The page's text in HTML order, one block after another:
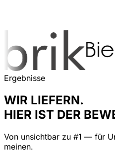
Ergebnisse
WIR LIEFERN.
HIER IST DER
Von unsichtbar zu #1 — für
meinen.